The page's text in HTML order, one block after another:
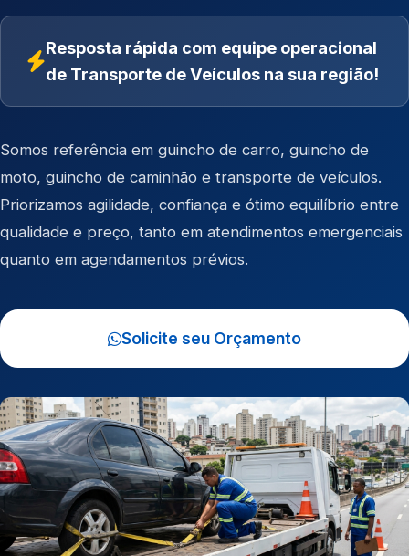
Resposta rápida com equipe operacional
de Transporte de Veículos na sua região!
Somos referência em guincho de carro, guincho de
moto, guincho de caminhão e transporte de veículos.
Priorizamos agilidade, confiança e ótimo equilíbrio entre
qualidade e preço, tanto em atendimentos emergenciais
quanto em agendamentos prévios.
Solicite seu Orçamento